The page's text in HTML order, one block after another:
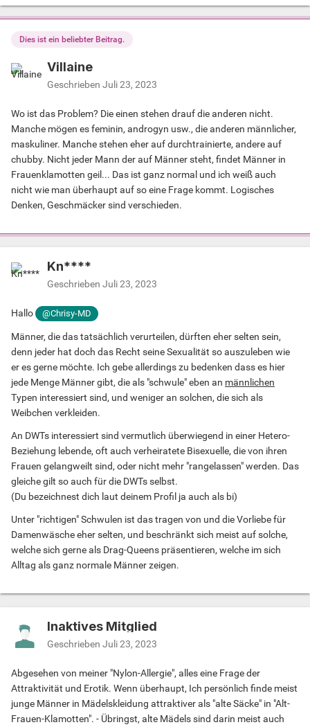
Dies ist ein beliebter Beitrag.
Villaine
Geschrieben Juli 23, 2023
Wo ist das Problem? Die einen stehen drauf die anderen nicht.
Manche mögen es feminin, androgyn usw., die anderen männlicher,
maskuliner. Manche stehen eher auf durchtrainierte, andere auf
chubby. Nicht jeder Mann der auf Männer steht, findet Männer in
Frauenklamotten geil... Das ist ganz normal und ich weiß auch
nicht wie man überhaupt auf so eine Frage kommt. Logisches
Denken, Geschmäcker sind verschieden.
Kn****
Geschrieben Juli 23, 2023
Hallo @Chrisy-MD
Männer, die das tatsächlich verurteilen, dürften eher selten sein,
denn jeder hat doch das Recht seine Sexualität so auszuleben wie
er es gerne möchte. Ich gebe allerdings zu bedenken dass es hier
jede Menge Männer gibt, die als "schwule" eben an männlichen
Typen interessiert sind, und weniger an solchen, die sich als
Weibchen verkleiden.
An DWTs interessiert sind vermutlich überwiegend in einer Hetero-
Beziehung lebende, oft auch verheiratete Bisexuelle, die von ihren
Frauen gelangweilt sind, oder nicht mehr "rangelassen" werden. Das
gleiche gilt so auch für die DWTs selbst.
(Du bezeichnest dich laut deinem Profil ja auch als bi)
Unter "richtigen" Schwulen ist das tragen von und die Vorliebe für
Damenwäsche eher selten, und beschränkt sich meist auf solche,
welche sich gerne als Drag-Queens präsentieren, welche im sich
Alltag als ganz normale Männer zeigen.
Inaktives Mitglied
Geschrieben Juli 23, 2023
Abgesehen von meiner "Nylon-Allergie", alles eine Frage der
Attraktivität und Erotik. Wenn überhaupt, Ich persönlich finde meist
junge Männer in Mädelskleidung attraktiver als "alte Säcke" in "Alt-
Frauen-Klamotten". - Übringst, alte Mädels sind darin meist auch